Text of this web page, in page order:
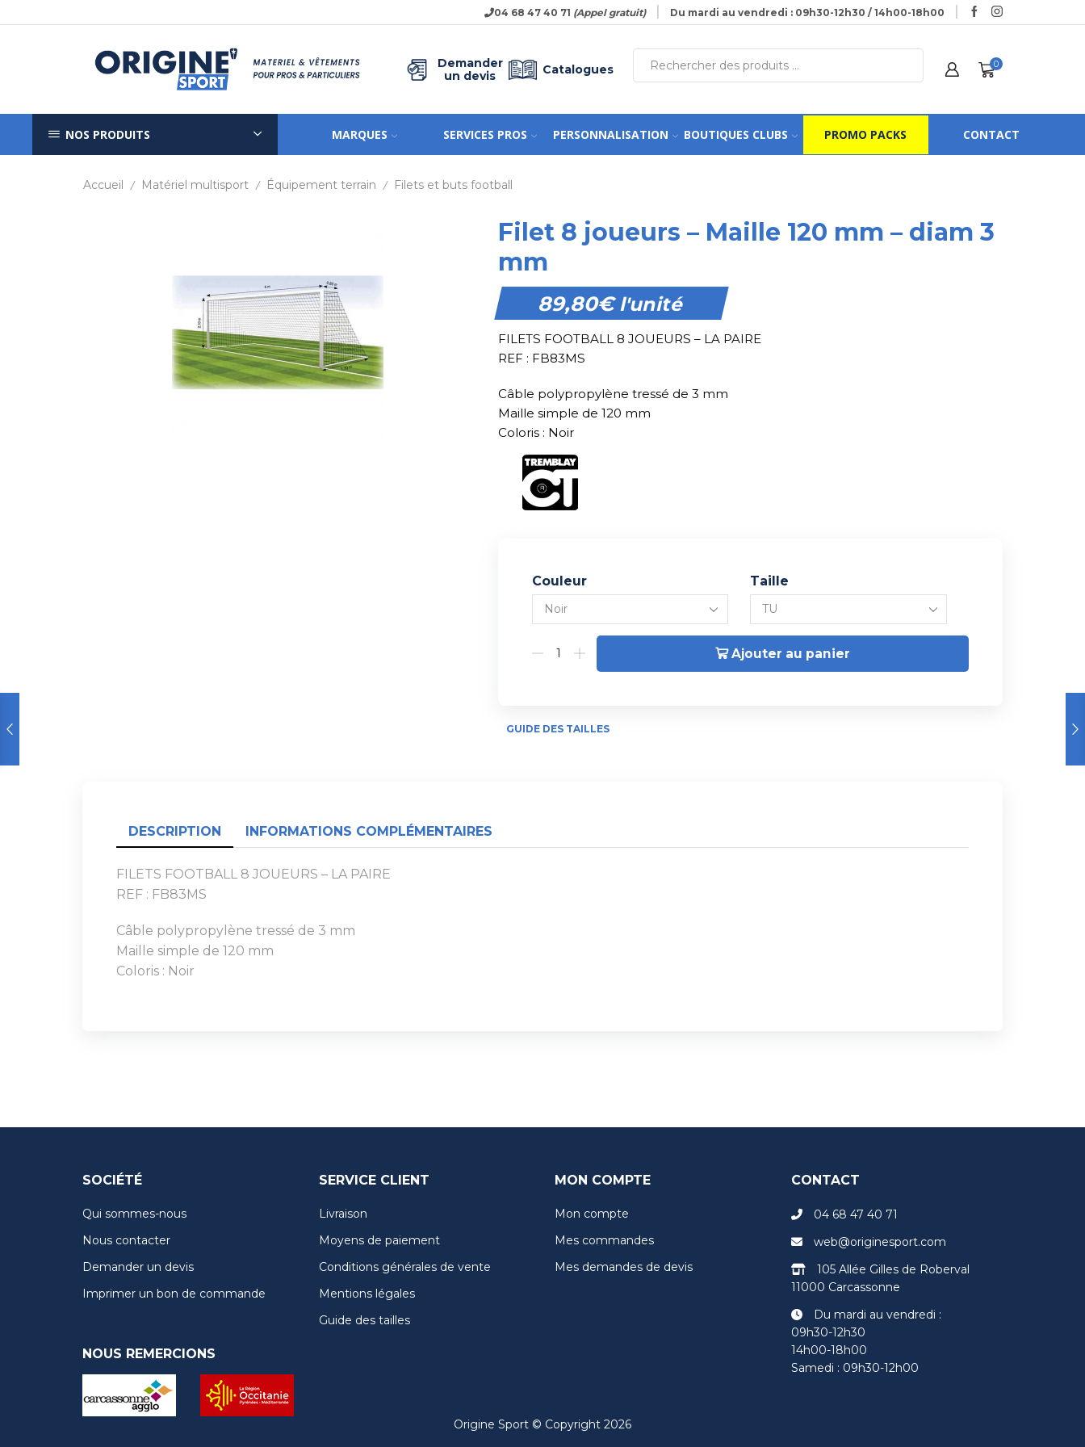
04 68 47 40 71 (Appel gratuit) Du mardi au vendredi : 09h30-12h30 / 14h00-18h00
Demander
un devis
Catalogues 0
NOS PRODUITS MARQUES SERVICES PROS PERSONNALISATION BOUTIQUES CLUBS PROMO PACKS CONTACT
Accueil / Matériel multisport / Équipement terrain / Filets et buts football
Filet 8 joueurs – Maille 120 mm – diam 3
mm
89,80€l'unité
FILETS FOOTBALL 8 JOUEURS – LA PAIRE
REF : FB83MS
Câble polypropylène tressé de 3 mm
Maille simple de 120 mm
Coloris : Noir
Couleur Taille
Ajouter au panier
GUIDE DES TAILLES
DESCRIPTION INFORMATIONS COMPLÉMENTAIRES
FILETS FOOTBALL 8 JOUEURS – LA PAIRE
REF : FB83MS
Câble polypropylène tressé de 3 mm
Maille simple de 120 mm
Coloris : Noir
SOCIÉTÉ
Qui sommes-nous
Nous contacter
Demander un devis
Imprimer un bon de commande
NOUS REMERCIONS
SERVICE CLIENT
Livraison
Moyens de paiement
Conditions générales de vente
Mentions légales
Guide des tailles
MON COMPTE
Mon compte
Mes commandes
Mes demandes de devis
CONTACT
04 68 47 40 71
web@originesport.com
105 Allée Gilles de Roberval
11000 Carcassonne
Du mardi au vendredi :
09h30-12h30
14h00-18h00
Samedi : 09h30-12h00
Origine Sport © Copyright 2026